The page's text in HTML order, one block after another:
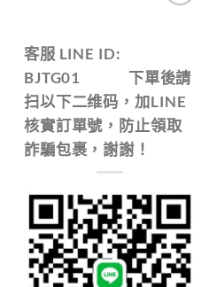
客服 LINE ID:
BJTG01 下單後請
扫以下二维码，加LINE
核實訂單號，防止領取
詐騙包裹，謝謝！